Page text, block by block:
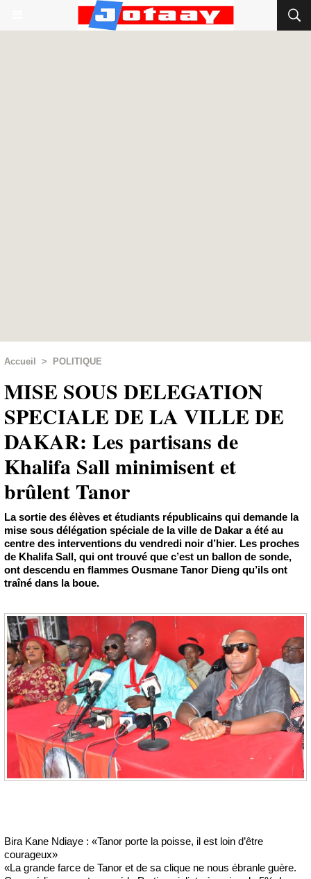
Accueil > POLITIQUE
MISE SOUS DELEGATION
SPECIALE DE LA VILLE DE
DAKAR: Les partisans de
Khalifa Sall minimisent et
brûlent Tanor
La sortie des élèves et étudiants républicains qui demande la
mise sous délégation spéciale de la ville de Dakar a été au
centre des interventions du vendredi noir d’hier. Les proches
de Khalifa Sall, qui ont trouvé que c’est un ballon de sonde,
ont descendu en flammes Ousmane Tanor Dieng qu’ils ont
traîné dans la boue.
Bira Kane Ndiaye : «Tanor porte la poisse, il est loin d’être
courageux»
«La grande farce de Tanor et de sa clique ne nous ébranle guère.